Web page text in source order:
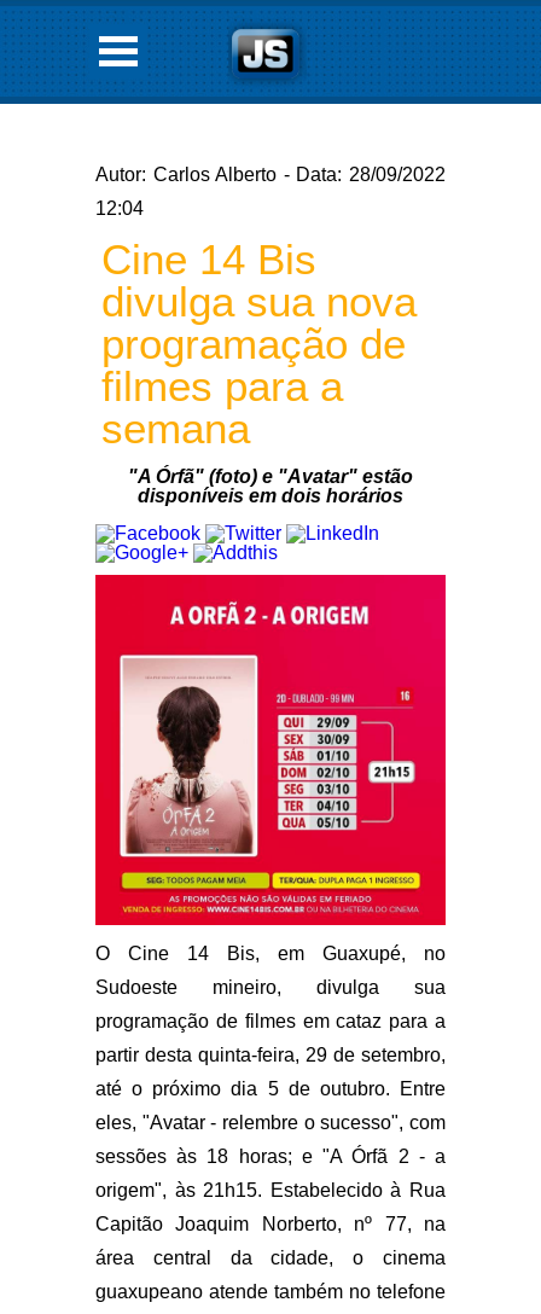
Autor: Carlos Alberto - Data: 28/09/2022
12:04
Cine 14 Bis
divulga sua nova
programação de
filmes para a
semana
"A Órfã" (foto) e "Avatar" estão
disponíveis em dois horários
O Cine 14 Bis, em Guaxupé, no
Sudoeste mineiro, divulga sua
programação de filmes em cataz para a
partir desta quinta-feira, 29 de setembro,
até o próximo dia 5 de outubro. Entre
eles, "Avatar - relembre o sucesso", com
sessões às 18 horas; e "A Órfã 2 - a
origem", às 21h15. Estabelecido à Rua
Capitão Joaquim Norberto, nº 77, na
área central da cidade, o cinema
guaxupeano atende também no telefone